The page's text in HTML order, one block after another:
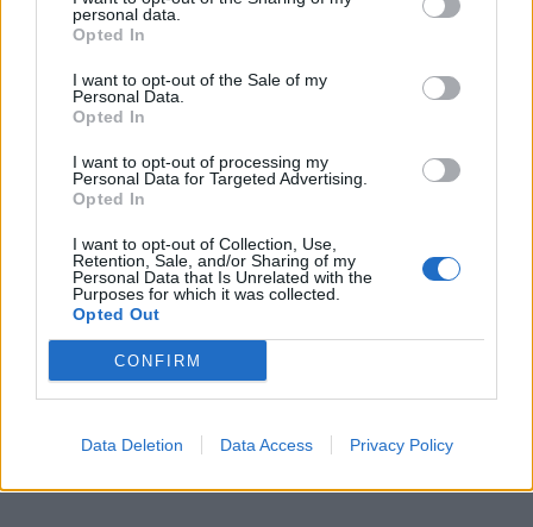
personal data.
Opted In
I want to opt-out of the Sale of my
Personal Data.
Opted In
I want to opt-out of processing my
Personal Data for Targeted Advertising.
Opted In
I want to opt-out of Collection, Use,
Retention, Sale, and/or Sharing of my
Personal Data that Is Unrelated with the
Purposes for which it was collected.
Opted Out
CONFIRM
Data Deletion Data Access Privacy Policy
πρόσθεση ΠΑΤΑ ΕΔΩ ΓΙΑ ΝΑ
ΜΑΘΕΙΣ ΠΟΙΟ ΕΙΝΑΙ ΤΟ
HUAWEI WATCH GT 4 ΠΟΥ
ΣΟΥ ΤΑΙΡΙΑΖΕΙ ΚΑΛΥΤΕΡΑ
ΣΥΜΦΩΝΑ ΜΕ ΤΟΝ ΤΥΠΟ KAI
TO ΠΡΟΦΙΛ ΣΟΥ!
Posted
NEWS